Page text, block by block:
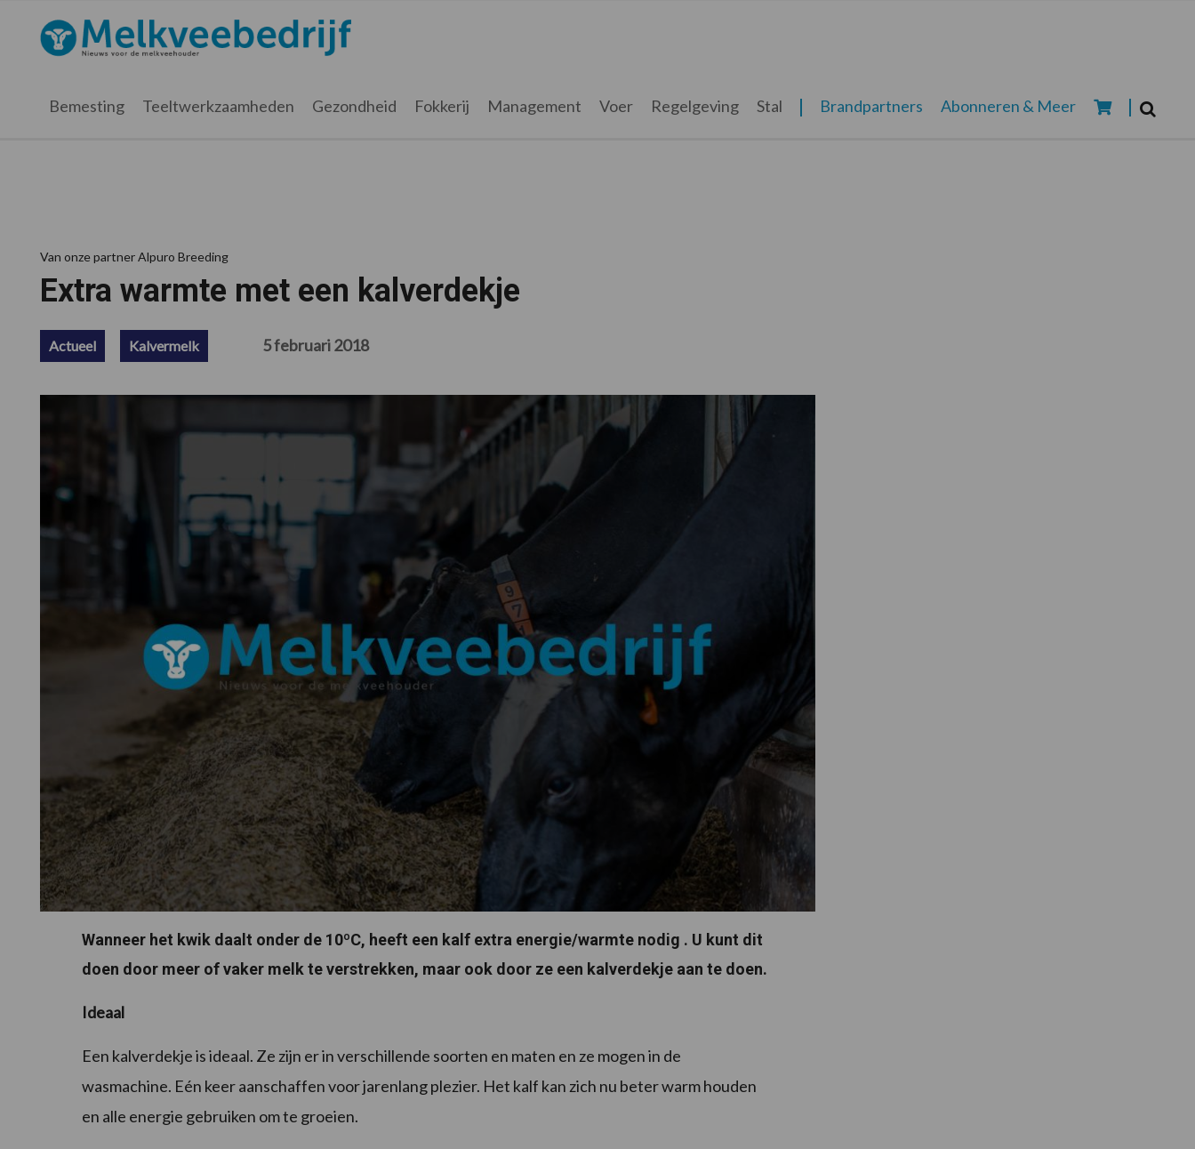
hoofdnavigatie
hoofd
eerste
voettekst
Melkveebedrijf.nl
Bemesting Teeltwerkzaamheden Gezondheid Fokkerij Management Voer Regelgeving Stal Brandpartners Abonneren & Meer
Van onze partner Alpuro Breeding
Extra warmte met een kalverdekje
Actueel Kalvermelk 5 februari 2018
Wanneer het kwik daalt onder de 10ºC, heeft een kalf extra energie/warmte nodig . U kunt dit
doen door meer of vaker melk te verstrekken, maar ook door ze een kalverdekje aan te doen.
Ideaal
Een kalverdekje is ideaal. Ze zijn er in verschillende soorten en maten en ze mogen in de
wasmachine. Eén keer aanschaffen voor jarenlang plezier. Het kalf kan zich nu beter warm houden
en alle energie gebruiken om te groeien.